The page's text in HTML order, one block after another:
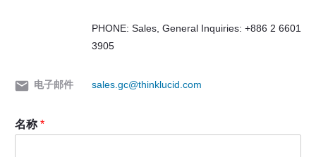
PHONE: Sales, General Inquiries: +886 2 6601
3905
电子邮件 sales.gc@thinklucid.com
名称*